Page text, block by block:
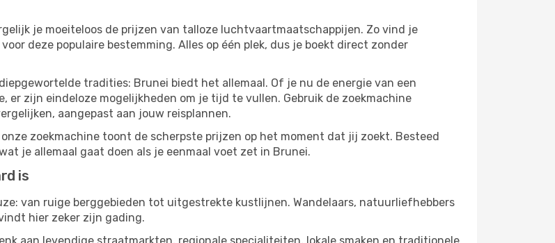
je moeiteloos de prijzen van talloze luchtvaartmaatschappijen. Zo vind je
deze populaire bestemming. Alles op één plek, dus je boekt direct zonder
tradities: Brunei biedt het allemaal. Of je nu de energie van een
er zijn eindeloze mogelijkheden om je tijd te vullen. Gebruik de zoekmachine
aangepast aan jouw reisplannen.
zoekmachine toont de scherpste prijzen op het moment dat jij zoekt. Besteed
je allemaal gaat doen als je eenmaal voet zet in Brunei.
is
van ruige berggebieden tot uitgestrekte kustlijnen. Wandelaars, natuurliefhebbers
hier zeker zijn gading.